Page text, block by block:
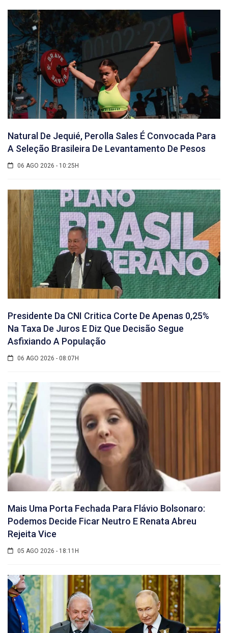
Natural De Jequié, Perolla Sales É Convocada Para
A Seleção Brasileira De Levantamento De Pesos
06 AGO 2026 - 10:25H
Presidente Da CNI Critica Corte De Apenas 0,25%
Na Taxa De Juros E Diz Que Decisão Segue
Asfixiando A População
06 AGO 2026 - 08:07H
Mais Uma Porta Fechada Para Flávio Bolsonaro:
Podemos Decide Ficar Neutro E Renata Abreu
Rejeita Vice
05 AGO 2026 - 18:11H